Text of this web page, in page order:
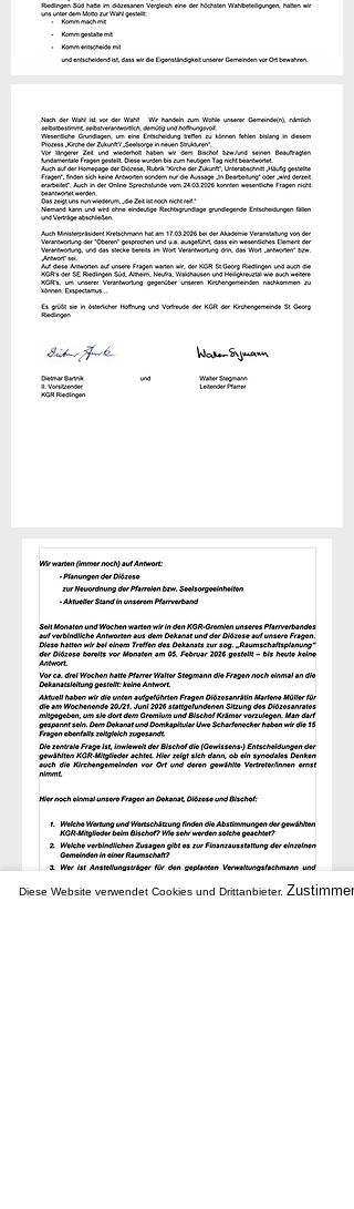
Diese Website verwendet Cookies und Drittanbieter. Zustimmen